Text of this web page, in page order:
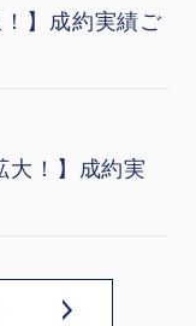
】成約実績ご
大！】成約実